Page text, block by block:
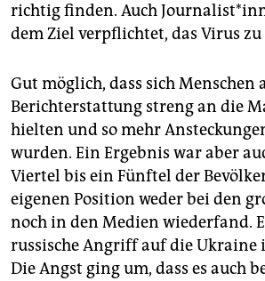
richtig finden. Auch
dem Ziel verpflichtet, das Virus
Gut möglich, dass sich Menschen
Berichterstattung streng an die
hielten und so mehr
wurden. Ein Ergebnis war aber
Viertel bis ein Fünftel der
eigenen Position weder bei den
noch in den Medien wiederfand.
russische Angriff auf die Ukraine
Die Angst ging um, dass es auch